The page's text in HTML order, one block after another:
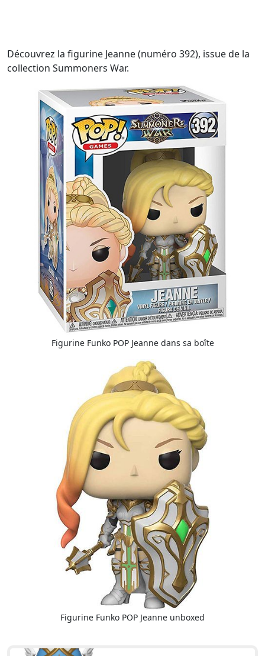
Découvrez la figurine Jeanne (numéro 392), issue de la
collection Summoners War.
Figurine Funko POP Jeanne dans sa boîte
Figurine Funko POP Jeanne unboxed